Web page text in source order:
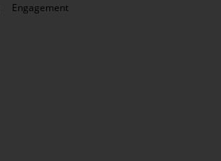
Engagement